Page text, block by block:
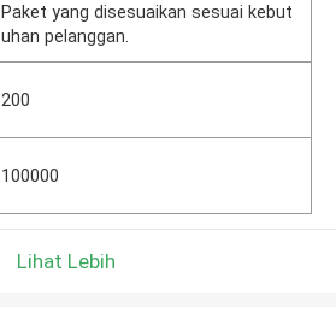
Paket yang disesuaikan sesuai kebut
uhan pelanggan.
200
100000
Lihat Lebih